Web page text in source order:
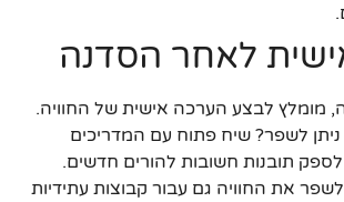
לאחר הסדנה
מומלץ לבצע הערכה אישית של החוויה.
לשפר? שיח פתוח עם המדריכים
תובנות חשובות להורים חדשים.
את החוויה גם עבור קבוצות עתידיות